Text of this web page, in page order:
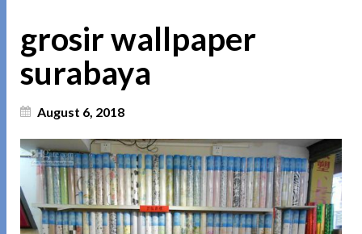
grosir wallpaper
surabaya
August 6, 2018